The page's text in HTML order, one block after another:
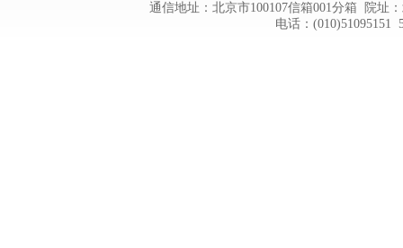
通信地址：北京市100107信箱001分箱 院址
电话：(010)51095151